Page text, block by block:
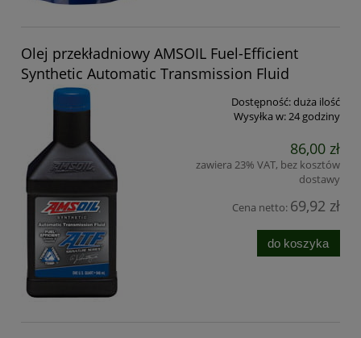
Olej przekładniowy AMSOIL Fuel-Efficient
Synthetic Automatic Transmission Fluid
Dostępność:duża ilość
Wysyłka w:24 godziny
86,00 zł
zawiera 23% VAT, bez kosztów
dostawy
Cena netto: 69,92 zł
do koszyka